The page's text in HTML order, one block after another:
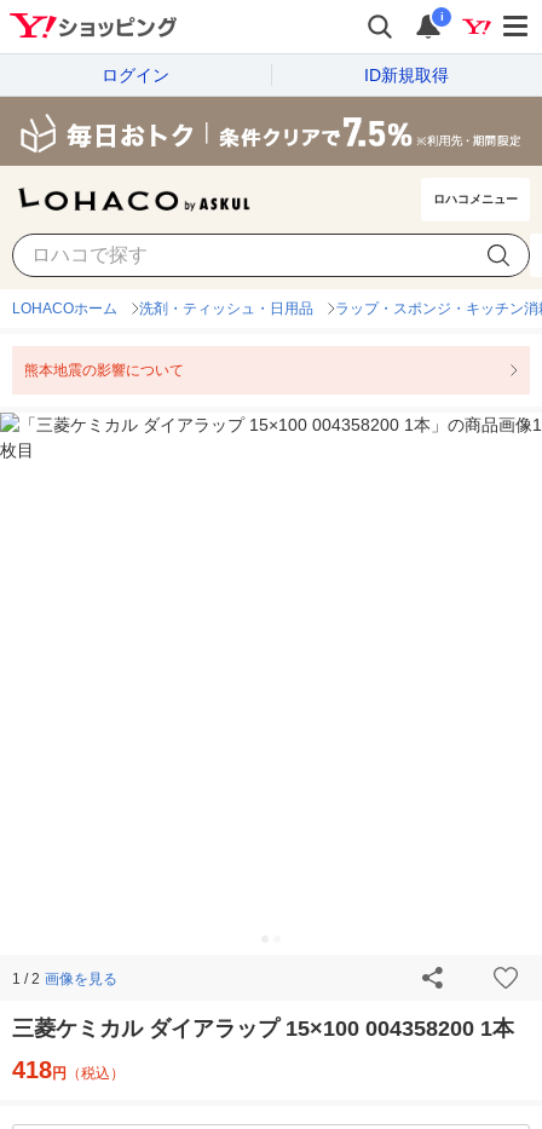
i
ログイン ID新規取得
ロハコメニュー
LOHACOホーム 洗剤・ティッシュ・日用品 ラップ・スポンジ・キッチン消
熊本地震の影響について
1 / 2 画像を見る
三菱ケミカル ダイアラップ 15×100 004358200 1本
418円 （税込）